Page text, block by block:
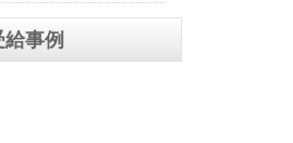
事例